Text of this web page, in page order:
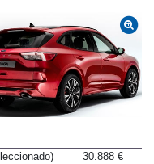
30.888 €